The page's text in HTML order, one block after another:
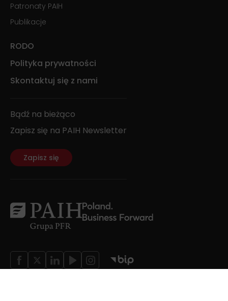
Patronaty PAIH
Publikacje
RODO
Polityka prywatności
Skontaktuj się z nami
Bądź na bieżąco
Zapisz się na PAIH Newsletter
Zapisz się